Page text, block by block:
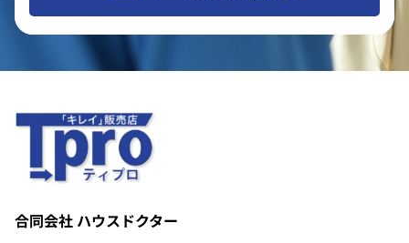
合同会社 ハウスドクター